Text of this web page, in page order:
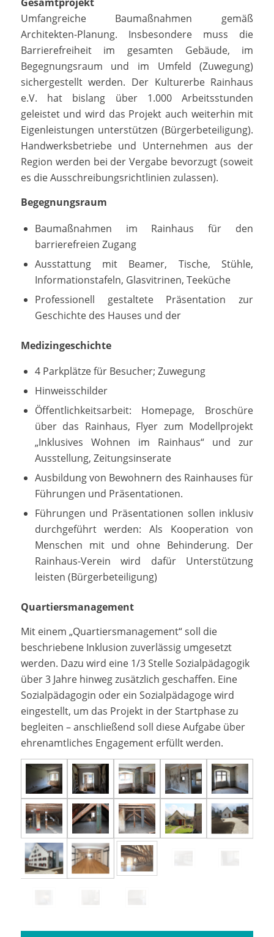
Umfangreiche Baumaßnahmen gemäß
Architekten-Planung. Insbesondere muss die
Barrierefreiheit im gesamten Gebäude, im
Begegnungsraum und im Umfeld (Zuwegung)
sichergestellt werden. Der Kulturerbe Rainhaus
e.V. hat bislang über 1.000 Arbeitsstunden
geleistet und wird das Projekt auch weiterhin mit
Eigenleistungen unterstützen (Bürgerbeteiligung).
Handwerksbetriebe und Unternehmen aus der
Region werden bei der Vergabe bevorzugt (soweit
es die Ausschreibungsrichtlinien zulassen).
Begegnungsraum
Baumaßnahmen im Rainhaus für den
barrierefreien Zugang
Ausstattung mit Beamer, Tische, Stühle,
Informationstafeln, Glasvitrinen, Teeküche
Professionell gestaltete Präsentation zur
Geschichte des Hauses und der
Medizingeschichte
4 Parkplätze für Besucher; Zuwegung
Hinweisschilder
Öffentlichkeitsarbeit: Homepage, Broschüre
über das Rainhaus, Flyer zum Modellprojekt
„Inklusives Wohnen im Rainhaus“ und zur
Ausstellung, Zeitungsinserate
Ausbildung von Bewohnern des Rainhauses für
Führungen und Präsentationen.
Führungen und Präsentationen sollen inklusiv
durchgeführt werden: Als Kooperation von
Menschen mit und ohne Behinderung. Der
Rainhaus-Verein wird dafür Unterstützung
leisten (Bürgerbeteiligung)
Quartiersmanagement
Mit einem „Quartiersmanagement“ soll die
beschriebene Inklusion zuverlässig umgesetzt
werden. Dazu wird eine 1/3 Stelle Sozialpädagogik
über 3 Jahre hinweg zusätzlich geschaffen. Eine
Sozialpädagogin oder ein Sozialpädagoge wird
eingestellt, um das Projekt in der Startphase zu
begleiten – anschließend soll diese Aufgabe über
ehrenamtliches Engagement erfüllt werden.